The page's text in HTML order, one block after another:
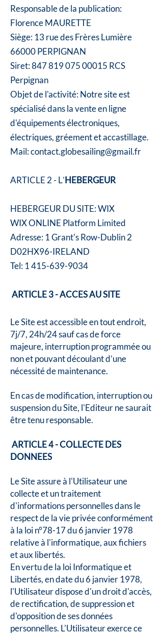
Responsable de la publication:
Florence MAURETTE
Siège: 13 rue des Frères Lumière
66000 PERPIGNAN
Siret:847 819 075 00015 RCS
Perpignan
Objet de l'activité: Notre site est
spécialisé dans la vente en ligne
d'équipements électroniques,
électriques, gréement et accastillage.
Mail:contact.globesailing@gmail.fr
ARTICLE 2 - L'HEBERGEUR
HEBERGEUR DU SITE: WIX
WIX ONLINE Platform Limited
Adresse: 1 Grant's Row-Dublin 2
D02HX96-IRELAND
Tel:1 415-639-9034
ARTICLE 3 - ACCES AU SITE
Le Site est accessible en tout endroit,
7j/7, 24h/24 sauf cas de force
majeure, interruption programmée ou
non et pouvant découlant d’une
nécessité de maintenance.
En cas de modification, interruption ou
suspension du Site, l'Editeur ne saurait
être tenu responsable.
ARTICLE 4 - COLLECTE DES
DONNEES
Le Site assure à l'Utilisateur une
collecte et un traitement
d'informations personnelles dans le
respect de la vie privée conformément
à la loi n°78-17 du 6 janvier 1978
relative à l'informatique, aux fichiers
et aux libertés.
En vertu de la loi Informatique et
Libertés, en date du 6 janvier 1978,
l'Utilisateur dispose d'un droit d'accès,
de rectification, de suppression et
d'opposition de ses données
personnelles. L'Utilisateur exerce ce